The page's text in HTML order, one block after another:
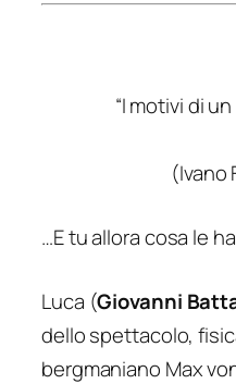
“I motivi di
(Ivano
…E tu allora cosa le
Luca (Giovanni
dello spettacolo,
bergmaniano Max